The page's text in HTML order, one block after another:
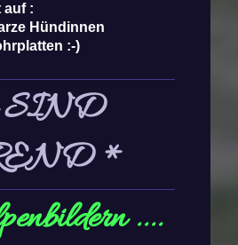
auf :
Hündinnen
:-)
SIND
*
....